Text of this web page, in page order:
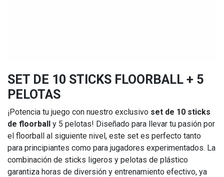
SET DE 10 STICKS FLOORBALL + 5
PELOTAS
¡Potencia tu juego con nuestro exclusivo set de 10 sticks
de floorball y 5 pelotas! Diseñado para llevar tu pasión por
el floorball al siguiente nivel, este set es perfecto tanto
para principiantes como para jugadores experimentados. La
combinación de sticks ligeros y pelotas de plástico
garantiza horas de diversión y entrenamiento efectivo, ya